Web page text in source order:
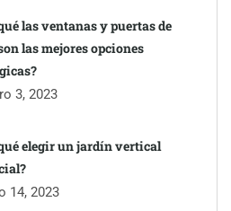
según SMA Road Safety
las ventanas y puertas de
las mejores opciones
3, 2023
elegir un jardín vertical
14, 2023